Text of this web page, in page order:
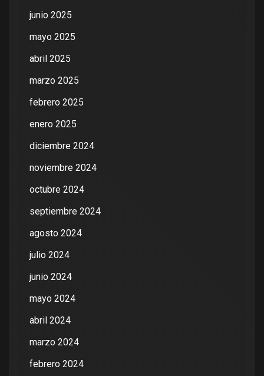
junio 2025
mayo 2025
abril 2025
marzo 2025
febrero 2025
enero 2025
diciembre 2024
noviembre 2024
octubre 2024
septiembre 2024
agosto 2024
julio 2024
junio 2024
mayo 2024
abril 2024
marzo 2024
febrero 2024